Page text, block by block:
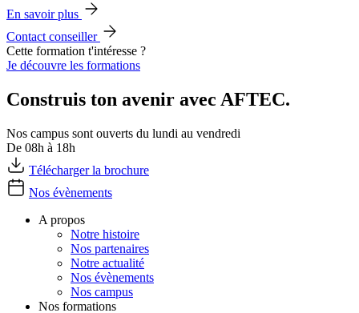
En savoir plus
Contact conseiller
Cette formation t'intéresse ?
Je découvre les formations
Construis ton avenir avec AFTEC.
Nos campus sont ouverts du lundi au vendredi
De 08h à 18h
Télécharger la brochure
Nos évènements
A propos
Notre histoire
Nos partenaires
Notre actualité
Nos évènements
Nos campus
Nos formations